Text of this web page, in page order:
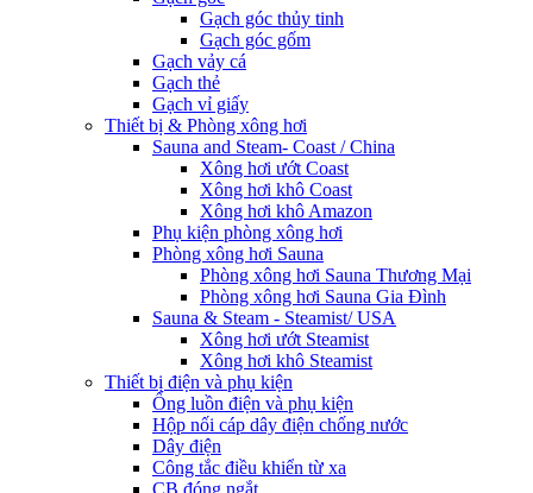
Gạch góc thủy tinh
Gạch góc gốm
Gạch vảy cá
Gạch thẻ
Gạch vỉ giấy
Thiết bị & Phòng xông hơi
Sauna and Steam- Coast / China
Xông hơi ướt Coast
Xông hơi khô Coast
Xông hơi khô Amazon
Phụ kiện phòng xông hơi
Phòng xông hơi Sauna
Phòng xông hơi Sauna Thương Mại
Phòng xông hơi Sauna Gia Đình
Sauna & Steam - Steamist/ USA
Xông hơi ướt Steamist
Xông hơi khô Steamist
Thiết bị điện và phụ kiện
Ống luồn điện và phụ kiện
Hộp nối cáp dây điện chống nước
Dây điện
Công tắc điều khiển từ xa
CB đóng ngắt